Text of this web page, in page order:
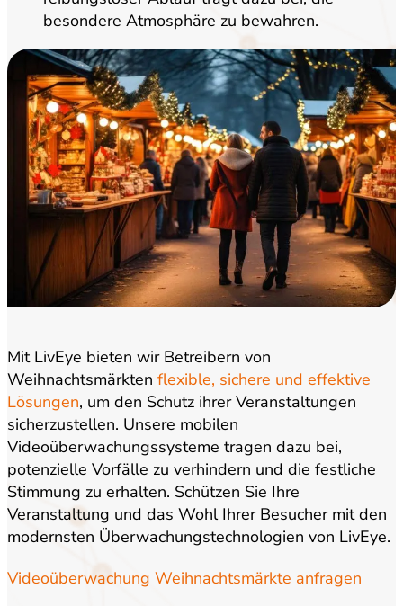
besondere Atmosphäre zu bewahren.
Mit LivEye bieten wir Betreibern von
Weihnachtsmärkten flexible, sichere und effektive
Lösungen, um den Schutz ihrer Veranstaltungen
sicherzustellen. Unsere mobilen
Videoüberwachungssysteme tragen dazu bei,
potenzielle Vorfälle zu verhindern und die festliche
Stimmung zu erhalten. Schützen Sie Ihre
Veranstaltung und das Wohl Ihrer Besucher mit den
modernsten Überwachungstechnologien von LivEye.
Videoüberwachung Weihnachtsmärkte anfragen